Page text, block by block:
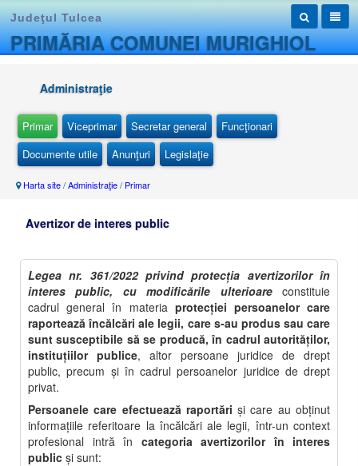
Judeţul Tulcea
PRIMĂRIA COMUNEI MURIGHIOL
Administraţie
Primar Viceprimar Secretar general
Funcţionari
Documente utile
Anunţuri Legislaţie
Harta site/Administraţie/ Primar
Avertizor de interes public
Legea nr. 361/2022 privind protecția avertizorilor în
interes public, cu modificările ulterioareconstituie
cadrul general în materia protecţiei persoanelor care
raportează încălcări ale legii, care s-au produs sau care
sunt susceptibile să se producă, în cadrul autorităţilor,
instituţiilor publice, altor persoane juridice de drept
public, precum şi în cadrul persoanelor juridice de drept
privat.
Persoanele care efectuează raportări şi care au obţinut
informaţiile referitoare la încălcări ale legii, într-un context
profesional intră în categoria avertizorilor în interes
public și sunt: